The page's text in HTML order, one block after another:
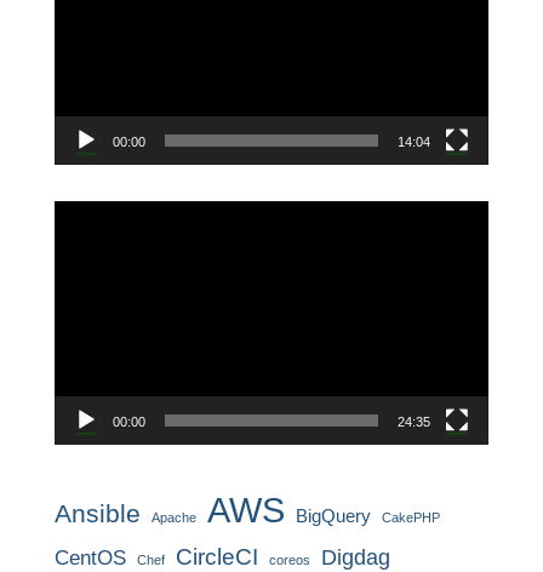
00:00 14:04
00:00 24:35
Ansible Apache AWS BigQuery CakePHP
CentOS Chef CircleCI coreos
Digdag